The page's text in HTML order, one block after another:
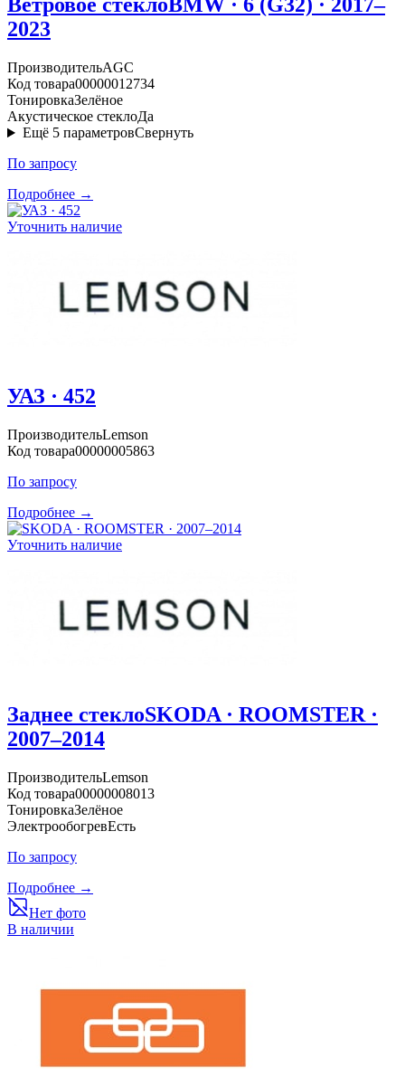
Ветровое стеклоBMW · 6 (G32) · 2017–
2023
ПроизводительAGC
Код товара00000012734
ТонировкаЗелёное
Акустическое стеклоДа
Ещё 5 параметровСвернуть
По запросу
Подробнее →
Уточнить наличие
УАЗ · 452
ПроизводительLemson
Код товара00000005863
По запросу
Подробнее →
Уточнить наличие
Заднее стеклоSKODA · ROOMSTER ·
2007–2014
ПроизводительLemson
Код товара00000008013
ТонировкаЗелёное
ЭлектрообогревЕсть
По запросу
Подробнее →
Нет фото
В наличии